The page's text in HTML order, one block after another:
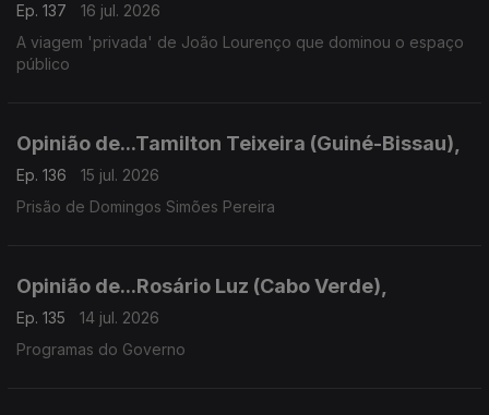
Ep. 137
16 jul. 2026
A viagem 'privada' de João Lourenço que dominou o espaço
público
Opinião de...Tamilton Teixeira (Guiné-Bissau),
Ep. 136
15 jul. 2026
Prisão de Domingos Simões Pereira
Opinião de...Rosário Luz (Cabo Verde),
Ep. 135
14 jul. 2026
Programas do Governo